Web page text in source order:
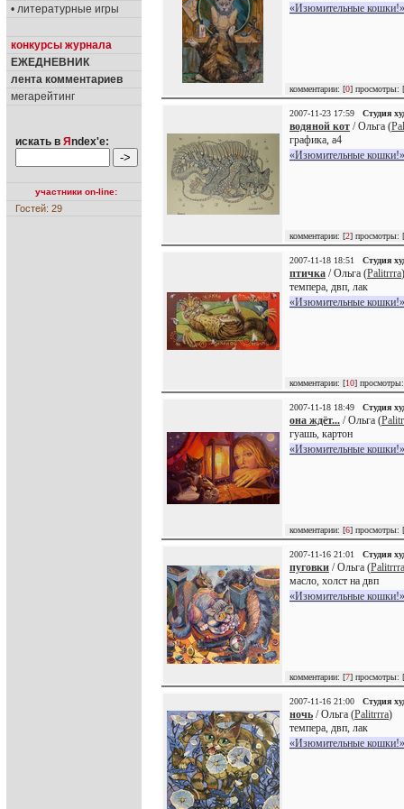
• литературные игры
конкурсы журнала
ЕЖЕДНЕВНИК
лента комментариев
мегарейтинг
искать в Я ndex'е:
участники on-line:
Гостей: 29
«Изюмительные
комментарии: [0] просмотры: [
2007-11-23 17:59 Студия
водяной кот / Ольга (
графика, а4
«Изюмительные
комментарии: [2] просмотры: [
2007-11-18 18:51 Студия
птичка / Ольга (Palitrrra)
темпера, двп, лак
«Изюмительные
комментарии: [10]
2007-11-18 18:49 Студия
она ждёт... / Ольга (
гуашь, картон
«Изюмительные
комментарии: [6] просмотры: [
2007-11-16 21:01 Студия
пуговки / Ольга (Palitrrra
масло, холст на двп
«Изюмительные
комментарии: [7] просмотры: [
2007-11-16 21:00 Студия
ночь / Ольга (Palitrrra)
темпера, двп, лак
«Изюмительные